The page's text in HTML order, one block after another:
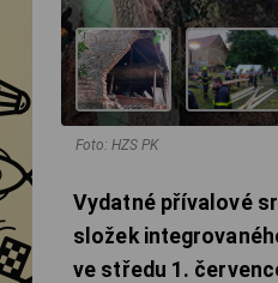
Foto: HZS PK
Vydatné přívalové
složek
ve středu 1.